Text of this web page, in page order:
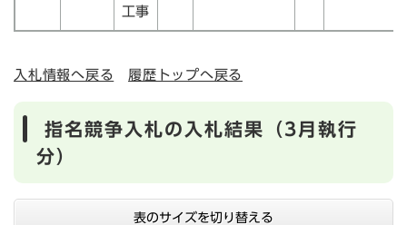
工事
入札情報へ戻る 履歴トップへ戻る
指名競争入札の入札結果（3月執行
分）
表のサイズを切り替える